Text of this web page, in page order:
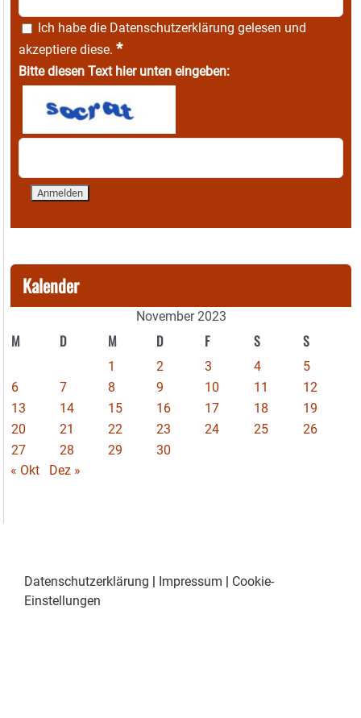
Ich habe die Datenschutzerklärung gelesen und
akzeptiere diese. *
Bitte diesen Text hier unten eingeben:
Kalender
November 2023
M D M D F S S
1 2 3 4
5
6
7 8 9 10 11
12
13
14 15 16 17 18
19
20
21 22 23 24 25
26
27
28 29
30
« Okt
Dez »
Datenschutzerklärung | Impressum | Cookie-
Einstellungen